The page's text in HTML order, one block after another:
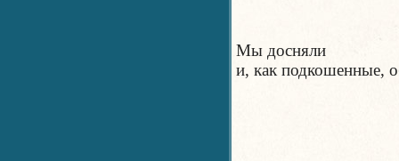
Мы досняли
и, как подкошенные,